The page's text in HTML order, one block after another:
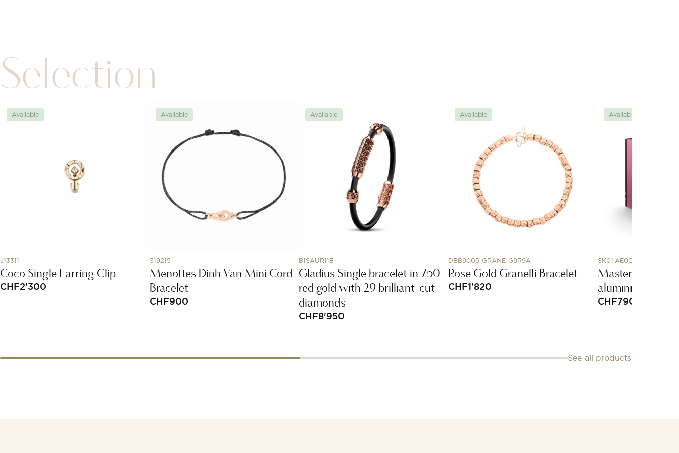
Selection
Available
J13311
Coco Single Earring Clip
CHF2'300
Available
319215
Menottes Dinh Van Mini Cord
Bracelet
CHF900
Available
B1SAUR11E
Gladius Single bracelet in 750
red gold with 29 brilliant-cut
diamonds
CHF8'950
Available
DBB9005-GRANE-G9R9A
Rose Gold Granelli Bracelet
CHF1'820
Available
SK01.AE009
Masterbox
aluminium
CHF790
See all products